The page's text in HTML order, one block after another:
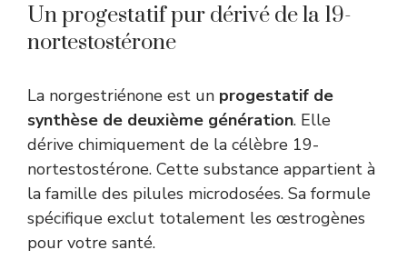
Un progestatif pur dérivé de la 19-
nortestostérone
La norgestriénone est un progestatif de
synthèse de deuxième génération. Elle
dérive chimiquement de la célèbre 19-
nortestostérone. Cette substance appartient à
la famille des pilules microdosées. Sa formule
spécifique exclut totalement les œstrogènes
pour votre santé.